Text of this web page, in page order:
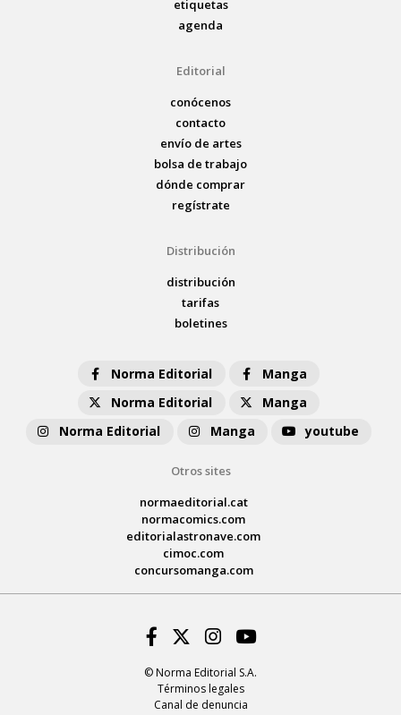
etiquetas
agenda
Editorial
conócenos
contacto
envío de artes
bolsa de trabajo
dónde comprar
regístrate
Distribución
distribución
tarifas
boletines
Norma Editorial
Manga
Norma Editorial
Manga
Norma Editorial
Manga youtube
Otros sites
normaeditorial.cat
normacomics.com
editorialastronave.com
cimoc.com
concursomanga.com
© Norma Editorial S.A.
Términos legales
Canal de denuncia
Facebook
Twitter
Instagram
Youtube